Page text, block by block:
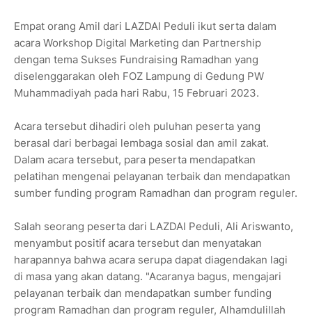
Empat orang Amil dari LAZDAI Peduli ikut serta dalam
acara Workshop Digital Marketing dan Partnership
dengan tema Sukses Fundraising Ramadhan yang
diselenggarakan oleh FOZ Lampung di Gedung PW
Muhammadiyah pada hari Rabu, 15 Februari 2023.
Acara tersebut dihadiri oleh puluhan peserta yang
berasal dari berbagai lembaga sosial dan amil zakat.
Dalam acara tersebut, para peserta mendapatkan
pelatihan mengenai pelayanan terbaik dan mendapatkan
sumber funding program Ramadhan dan program reguler.
Salah seorang peserta dari LAZDAI Peduli, Ali Ariswanto,
menyambut positif acara tersebut dan menyatakan
harapannya bahwa acara serupa dapat diagendakan lagi
di masa yang akan datang. "Acaranya bagus, mengajari
pelayanan terbaik dan mendapatkan sumber funding
program Ramadhan dan program reguler, Alhamdulillah